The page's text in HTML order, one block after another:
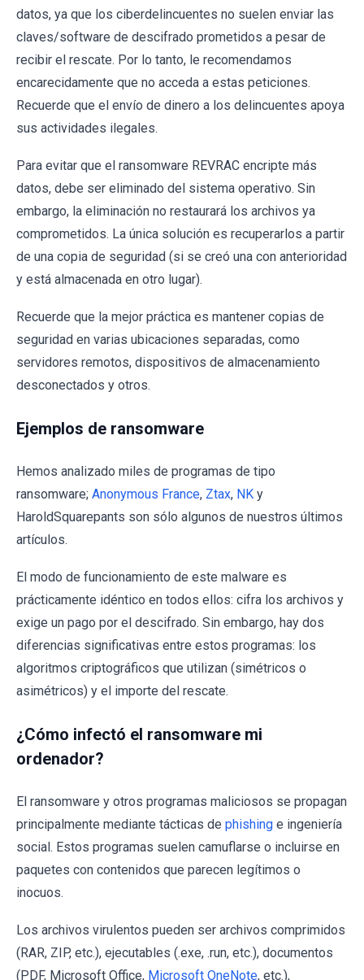
datos, ya que los ciberdelincuentes no suelen enviar las
claves/software de descifrado prometidos a pesar de
recibir el rescate. Por lo tanto, le recomendamos
encarecidamente que no acceda a estas peticiones.
Recuerde que el envío de dinero a los delincuentes apoya
sus actividades ilegales.
Para evitar que el ransomware REVRAC encripte más
datos, debe ser eliminado del sistema operativo. Sin
embargo, la eliminación no restaurará los archivos ya
comprometidos. La única solución es recuperarlos a partir
de una copia de seguridad (si se creó una con anterioridad
y está almacenada en otro lugar).
Recuerde que la mejor práctica es mantener copias de
seguridad en varias ubicaciones separadas, como
servidores remotos, dispositivos de almacenamiento
desconectados y otros.
Ejemplos de ransomware
Hemos analizado miles de programas de tipo
ransomware; Anonymous France, Ztax, NK y
HaroldSquarepants son sólo algunos de nuestros últimos
artículos.
El modo de funcionamiento de este malware es
prácticamente idéntico en todos ellos: cifra los archivos y
exige un pago por el descifrado. Sin embargo, hay dos
diferencias significativas entre estos programas: los
algoritmos criptográficos que utilizan (simétricos o
asimétricos) y el importe del rescate.
¿Cómo infectó el ransomware mi
ordenador?
El ransomware y otros programas maliciosos se propagan
principalmente mediante tácticas de phishing e ingeniería
social. Estos programas suelen camuflarse o incluirse en
paquetes con contenidos que parecen legítimos o
inocuos.
Los archivos virulentos pueden ser archivos comprimidos
(RAR, ZIP, etc.), ejecutables (.exe, .run, etc.), documentos
(PDF, Microsoft Office, Microsoft OneNote, etc.),